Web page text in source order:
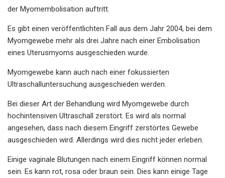
der Myomembolisation auftritt.
Es gibt einen veröffentlichten Fall aus dem Jahr 2004, bei dem
Myomgewebe mehr als drei Jahre nach einer Embolisation
eines Uterusmyoms ausgeschieden wurde.
Myomgewebe kann auch nach einer fokussierten
Ultraschalluntersuchung ausgeschieden werden.
Bei dieser Art der Behandlung wird Myomgewebe durch
hochintensiven Ultraschall zerstört. Es wird als normal
angesehen, dass nach diesem Eingriff zerstörtes Gewebe
ausgeschieden wird. Allerdings wird dies nicht jeder erleben.
Einige vaginale Blutungen nach einem Eingriff können normal
sein. Es kann rot, rosa oder braun sein. Dies kann einige Tage